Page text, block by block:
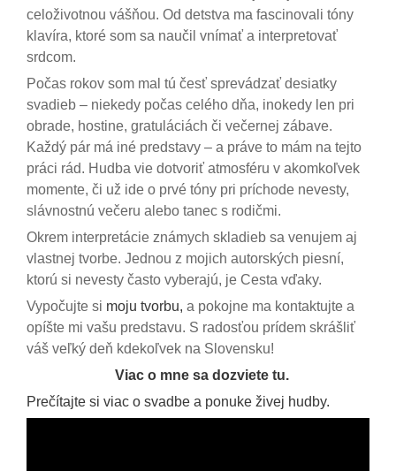
celoživotnou vášňou. Od detstva ma fascinovali tóny
klavíra, ktoré som sa naučil vnímať a interpretovať
srdcom.
Počas rokov som mal tú česť sprevádzať desiatky
svadieb – niekedy počas celého dňa, inokedy len pri
obrade, hostine, gratuláciách či večernej zábave.
Každý pár má iné predstavy – a práve to mám na tejto
práci rád. Hudba vie dotvoriť atmosféru v akomkoľvek
momente, či už ide o prvé tóny pri príchode nevesty,
slávnostnú večeru alebo tanec s rodičmi.
Okrem interpretácie známych skladieb sa venujem aj
vlastnej tvorbe. Jednou z mojich autorských piesní,
ktorú si nevesty často vyberajú, je Cesta vďaky.
Vypočujte si moju tvorbu, a pokojne ma kontaktujte a
opíšte mi vašu predstavu. S radosťou prídem skrášliť
váš veľký deň kdekoľvek na Slovensku!
Viac o mne sa dozviete tu.
Prečítajte si viac o svadbe a ponuke živej hudby.